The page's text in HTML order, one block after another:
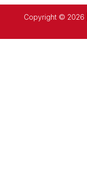
Copyright © 2026